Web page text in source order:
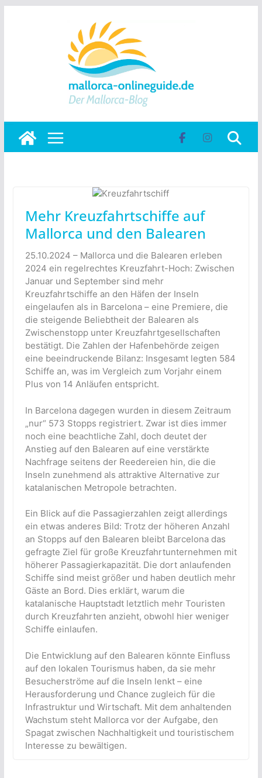
Mehr Kreuzfahrtschiffe auf
Mallorca und den Balearen
25.10.2024 – Mallorca und die Balearen erleben
2024 ein regelrechtes Kreuzfahrt-Hoch: Zwischen
Januar und September sind mehr
Kreuzfahrtschiffe an den Häfen der Inseln
eingelaufen als in Barcelona – eine Premiere, die
die steigende Beliebtheit der Balearen als
Zwischenstopp unter Kreuzfahrtgesellschaften
bestätigt. Die Zahlen der Hafenbehörde zeigen
eine beeindruckende Bilanz: Insgesamt legten 584
Schiffe an, was im Vergleich zum Vorjahr einem
Plus von 14 Anläufen entspricht.
In Barcelona dagegen wurden in diesem Zeitraum
„nur“ 573 Stopps registriert. Zwar ist dies immer
noch eine beachtliche Zahl, doch deutet der
Anstieg auf den Balearen auf eine verstärkte
Nachfrage seitens der Reedereien hin, die die
Inseln zunehmend als attraktive Alternative zur
katalanischen Metropole betrachten.
Ein Blick auf die Passagierzahlen zeigt allerdings
ein etwas anderes Bild: Trotz der höheren Anzahl
an Stopps auf den Balearen bleibt Barcelona das
gefragte Ziel für große Kreuzfahrtunternehmen mit
höherer Passagierkapazität. Die dort anlaufenden
Schiffe sind meist größer und haben deutlich mehr
Gäste an Bord. Dies erklärt, warum die
katalanische Hauptstadt letztlich mehr Touristen
durch Kreuzfahrten anzieht, obwohl hier weniger
Schiffe einlaufen.
Die Entwicklung auf den Balearen könnte Einfluss
auf den lokalen Tourismus haben, da sie mehr
Besucherströme auf die Inseln lenkt – eine
Herausforderung und Chance zugleich für die
Infrastruktur und Wirtschaft. Mit dem anhaltenden
Wachstum steht Mallorca vor der Aufgabe, den
Spagat zwischen Nachhaltigkeit und touristischem
Interesse zu bewältigen.